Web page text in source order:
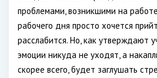
проблемами, возникшими на
рабочего дня просто хочется
расслабится. Но, как утверждают
эмоции никуда не уходят, а
скорее всего, будет заглушать